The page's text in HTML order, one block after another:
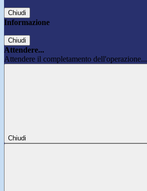
Chiudi
Informazione
Chiudi
Attendere...
Attendere il completamento dell'operazione...
Chiudi